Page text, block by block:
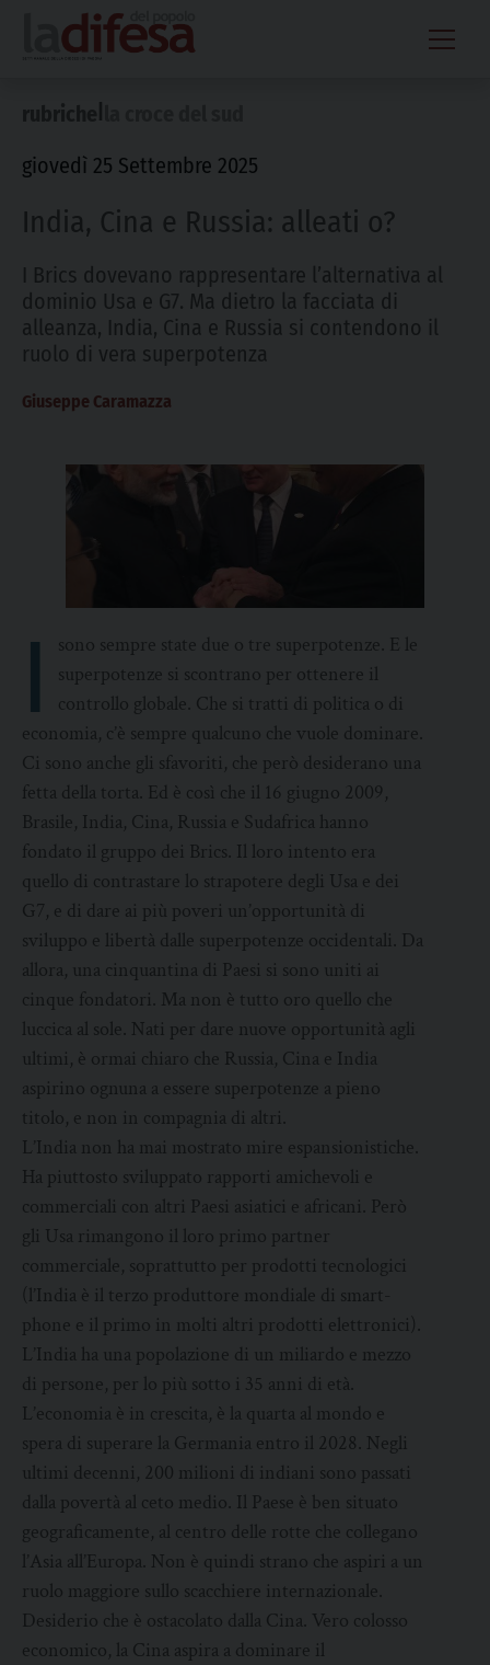
content
giovedì 25 Settembre 2025
India, Cina e Russia: alleati o?
I Brics dovevano rappresentare l’alternativa al
dominio Usa e G7. Ma dietro la facciata di
alleanza, India, Cina e Russia si contendono il
ruolo di vera superpotenza
Giuseppe Caramazza
I
sono sempre state due o tre superpotenze. E le
superpotenze si scontrano per ottenere il
controllo globale. Che si tratti di politica o di
economia, c’è sempre qualcuno che vuole dominare.
Ci sono anche gli sfavoriti, che però desiderano una
fetta della torta. Ed è così che il 16 giugno 2009,
Brasile, India, Cina, Russia e Sudafrica hanno
fondato il gruppo dei Brics. Il loro intento era
quello di contrastare lo strapotere degli Usa e dei
G7, e di dare ai più poveri un’opportunità di
sviluppo e libertà dalle superpotenze occidentali. Da
allora, una cinquantina di Paesi si sono uniti ai
cinque fondatori. Ma non è tutto oro quello che
luccica al sole. Nati per dare nuove opportunità agli
ultimi, è ormai chiaro che Russia, Cina e India
aspirino ognuna a essere superpotenze a pieno
titolo, e non in compagnia di altri.
L’India non ha mai mostrato mire espansionistiche.
Ha piuttosto sviluppato rapporti amichevoli e
commerciali con altri Paesi asiatici e africani. Però
gli Usa rimangono il loro primo partner
commerciale, soprattutto per prodotti tecnologici
(l’India è il terzo produttore mondiale di smart-
phone e il primo in molti altri prodotti elettronici).
L’India ha una popolazione di un miliardo e mezzo
di persone, per lo più sotto i 35 anni di età.
L’economia è in crescita, è la quarta al mondo e
spera di superare la Germania entro il 2028. Negli
ultimi decenni, 200 milioni di indiani sono passati
dalla povertà al ceto medio. Il Paese è ben situato
geograficamente, al centro delle rotte che collegano
l’Asia all’Europa. Non è quindi strano che aspiri a un
ruolo maggiore sullo scacchiere internazionale.
Desiderio che è ostacolato dalla Cina. Vero colosso
economico, la Cina aspira a dominare il